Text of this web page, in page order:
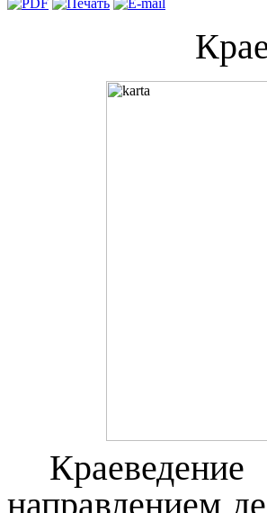
направлением